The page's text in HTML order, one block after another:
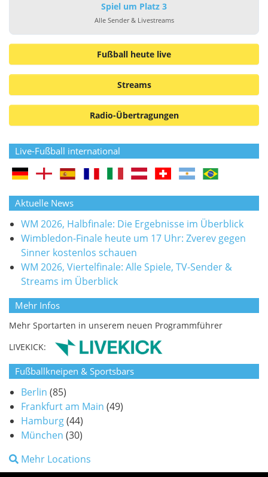
Spiel um Platz 3
Alle Sender & Livestreams
Fußball heute live
Streams
Radio-Übertragungen
Live-Fußball international
Aktuelle News
WM 2026, Halbfinale: Die Ergebnisse im Überblick
Wimbledon-Finale heute um 17 Uhr: Zverev gegen
Sinner kostenlos schauen
WM 2026, Viertelfinale: Alle Spiele, TV-Sender &
Streams im Überblick
Mehr Infos
Mehr Sportarten in unserem neuen Programmführer
LIVEKICK:
Fußballkneipen & Sportsbars
Berlin (85)
Frankfurt am Main (49)
Hamburg(44)
München (30)
Mehr Locations